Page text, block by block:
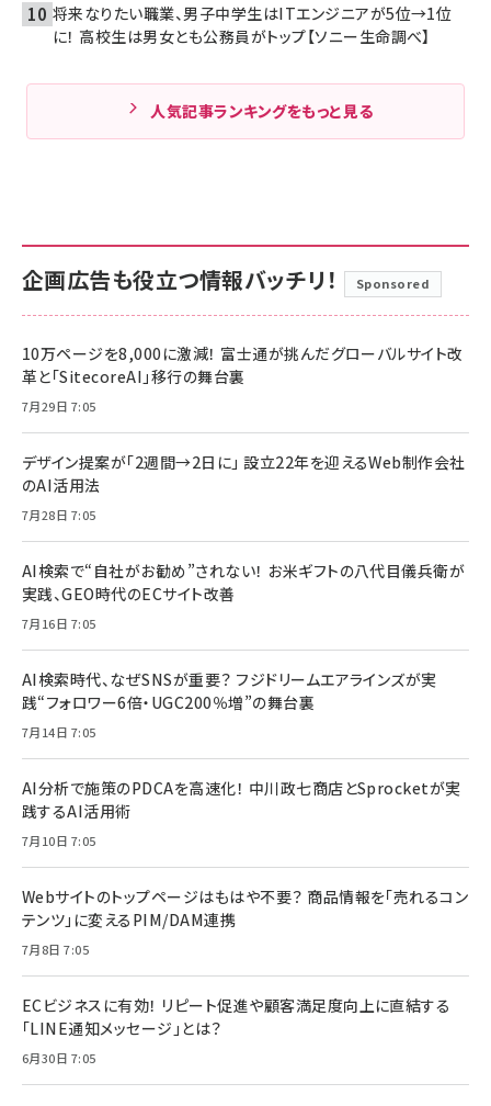
将来なりたい職業、男子中学生はITエンジニアが5位→1位
に！ 高校生は男女とも公務員がトップ【ソニー生命調べ】
人気記事ランキングをもっと見る
企画広告も役立つ情報バッチリ！ Sponsored
10万ページを8,000に激減！ 富士通が挑んだグローバルサイト改
革と「SitecoreAI」移行の舞台裏
7月29日 7:05
デザイン提案が「2週間→2日に」 設立22年を迎えるWeb制作会社
のAI活用法
7月28日 7:05
AI検索で“自社がお勧め”されない！ お米ギフトの八代目儀兵衛が
実践、GEO時代のECサイト改善
7月16日 7:05
AI検索時代、なぜSNSが重要？ フジドリームエアラインズが実
践“フォロワー6倍・UGC200％増”の舞台裏
7月14日 7:05
AI分析で施策のPDCAを高速化！ 中川政七商店とSprocketが実
践するAI活用術
7月10日 7:05
Webサイトのトップページはもはや不要？ 商品情報を「売れるコン
テンツ」に変えるPIM/DAM連携
7月8日 7:05
ECビジネスに有効！ リピート促進や顧客満足度向上に直結する
「LINE通知メッセージ」とは？
6月30日 7:05